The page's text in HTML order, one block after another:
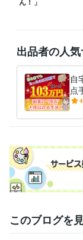
資産運用・副業の
ビジネス 副業
ライティング・翻訳
ビジネス・健康・恋
語学力
英語 日常会話レ
出品者の人
自
点
げ
このブログを